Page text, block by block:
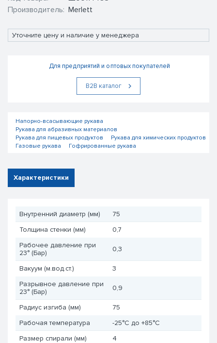
Производитель: Merlett
Уточните цену и наличие у менеджера
Для предприятий и оптовых покупателей
В2В каталог
Напорно-всасывающие рукава
Рукава для абразивных материалов
Рукава для пищевых продуктов
Рукава для химических продуктов
Газовые рукава
Гофрированные рукава
Характеристики
Внутренний диаметр (мм)
75
Толщина стенки (мм)
0,7
Рабочее давление при
23° (Бар)
0,3
Вакуум (м.вод.ст.)
3
Разрывное давление при
23° (Бар)
0,9
Радиус изгиба (мм)
75
Рабочая температура
-25°C до +85°C
Размер спирали (мм)
4